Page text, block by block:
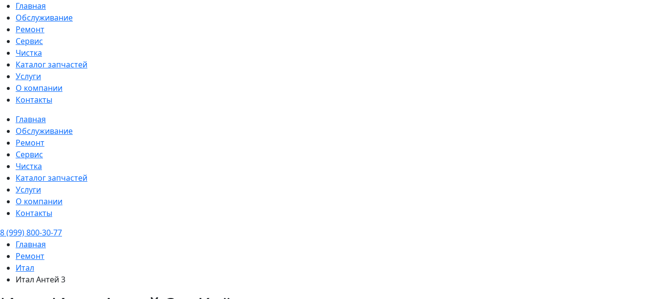
Главная
Обслуживание
Ремонт
Сервис
Чистка
Каталог запчастей
Услуги
О компании
Контакты
Главная
Обслуживание
Ремонт
Сервис
Чистка
Каталог запчастей
Услуги
О компании
Контакты
8 (999) 800-30-77
Главная
Ремонт
Итал
Итал Антей 3